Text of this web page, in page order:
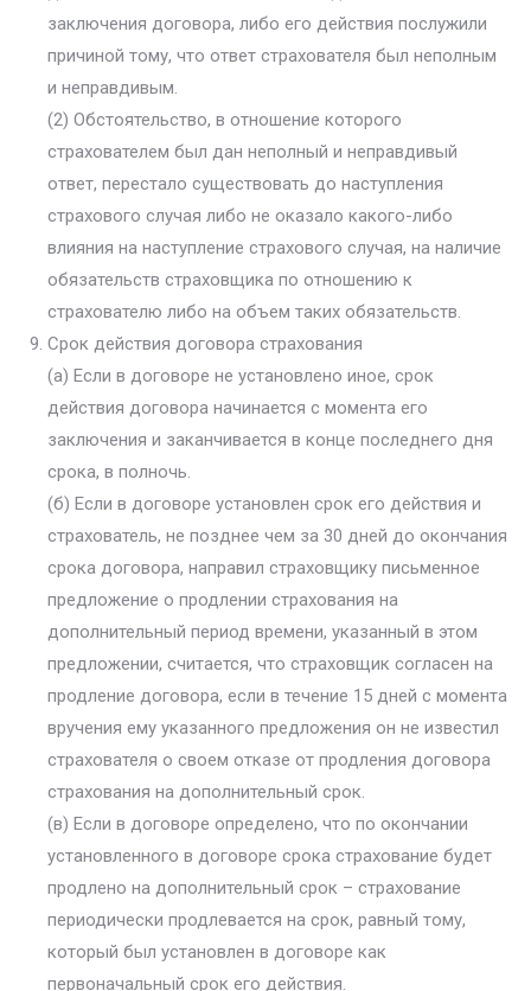
заключения договора, либо его действия послужили
причиной тому, что ответ страхователя был неполным
и неправдивым.
(2) Обстоятельство, в отношение которого
страхователем был дан неполный и неправдивый
ответ, перестало существовать до наступления
страхового случая либо не оказало какого-либо
влияния на наступление страхового случая, на наличие
обязательств страховщика по отношению к
страхователю либо на объем таких обязательств.
Срок действия договора страхования
(а) Если в договоре не установлено иное, срок
действия договора начинается с момента его
заключения и заканчивается в конце последнего дня
срока, в полночь.
(б) Если в договоре установлен срок его действия и
страхователь, не позднее чем за 30 дней до окончания
срока договора, направил страховщику письменное
предложение о продлении страхования на
дополнительный период времени, указанный в этом
предложении, считается, что страховщик согласен на
продление договора, если в течение 15 дней с момента
вручения ему указанного предложения он не известил
страхователя о своем отказе от продления договора
страхования на дополнительный срок.
(в) Если в договоре определено, что по окончании
установленного в договоре срока страхование будет
продлено на дополнительный срок – страхование
периодически продлевается на срок, равный тому,
который был установлен в договоре как
первоначальный срок его действия.